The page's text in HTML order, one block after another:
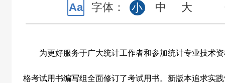
Aa 字体： 小 中 大
为更好服务于广大统计工作者和参加统计专业技术资
格考试用书编写组全面修订了考试用书。新版本追求实